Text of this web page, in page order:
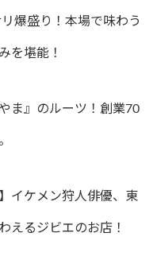
爆盛り！本場で味わう
を堪能！
ま』のルーツ！創業70
イケメン狩人俳優、東
えるジビエのお店！